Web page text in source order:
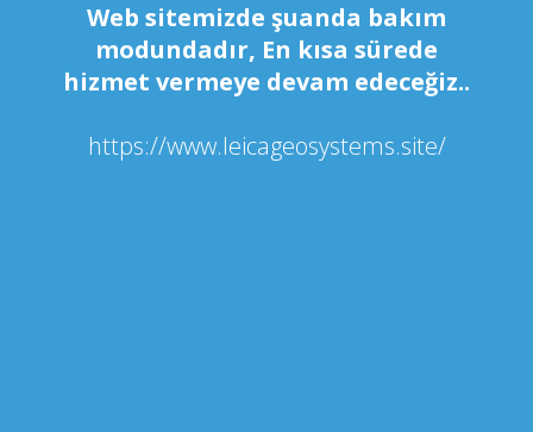
Web sitemizde şuanda bakım
modundadır, En kısa sürede
hizmet vermeye devam edeceğiz..
https://www.leicageosystems.site/